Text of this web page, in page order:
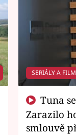
SERIÁLY A
Zarazilo
smlouvě